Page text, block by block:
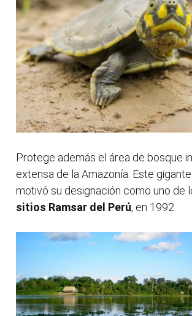
Protege además el área de bosque
extensa de la Amazonía. Este
motivó su designación como uno de
sitios Ramsar del Perú, en 1992.